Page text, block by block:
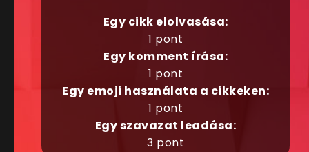
Egy cikk elolvasása:
1 pont
Egy komment írása:
1 pont
Egy emoji használata a cikkeken:
1 pont
Egy szavazat leadása:
3 pont